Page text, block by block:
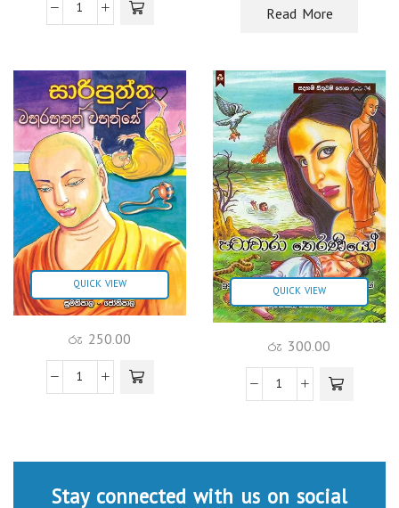
Read More
QUICK VIEW
රු 250.00
QUICK VIEW
රු 300.00
Stay connected with us on social